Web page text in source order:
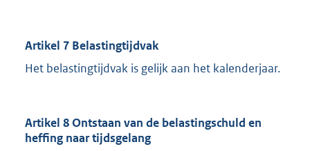
Artikel 7 Belastingtijdvak
Het belastingtijdvak is gelijk aan het kalenderjaar.
Artikel 8 Ontstaan van de belastingschuld en
heffing naar tijdsgelang